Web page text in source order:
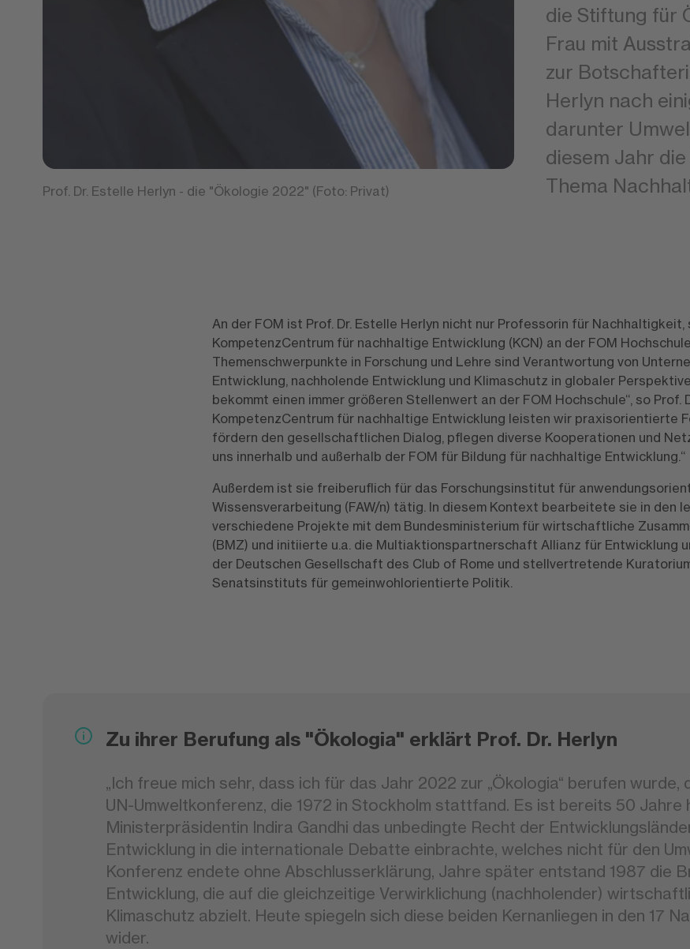
Prof. Dr. Estelle Herlyn - die "Ökologie 2022" (Foto: Privat)
die Stiftung für
Frau mit
zur
Herlyn nach
darunter
diesem Jahr
Thema
An der FOM ist Prof. Dr. Estelle Herlyn nicht nur Professorin für
KompetenzCentrum für nachhaltige Entwicklung (KCN) an der FOM
Themenschwerpunkte in Forschung und Lehre sind Verantwortung von
Entwicklung, nachholende Entwicklung und Klimaschutz in globaler
bekommt einen immer größeren Stellenwert an der FOM Hochschule“, so Prof.
KompetenzCentrum für nachhaltige Entwicklung leisten wir praxisorientierte
fördern den gesellschaftlichen Dialog, pflegen diverse Kooperationen und
uns innerhalb und außerhalb der FOM für Bildung für nachhaltige Entwicklung.“
Außerdem ist sie freiberuflich für das Forschungsinstitut für
Wissensverarbeitung (FAW/n) tätig. In diesem Kontext bearbeitete sie in den
verschiedene Projekte mit dem Bundesministerium für wirtschaftliche
(BMZ) und initiierte u.a. die Multiaktionspartnerschaft Allianz für Entwicklung
der Deutschen Gesellschaft des Club of Rome und stellvertretende
Senatsinstituts für gemeinwohlorientierte Politik.
Zu ihrer Berufung als "Ökologia" erklärt Prof. Dr. Herlyn
„Ich freue mich sehr, dass ich für das Jahr 2022 zur „Ökologia“ berufen
UN-Umweltkonferenz, die 1972 in Stockholm stattfand. Es ist bereits 50 Jahre
Ministerpräsidentin Indira Gandhi das unbedingte Recht der
Entwicklung in die internationale Debatte einbrachte, welches nicht für den
Konferenz endete ohne Abschlusserklärung, Jahre später entstand 1987 die
Entwicklung, die auf die gleichzeitige Verwirklichung (nachholender)
Klimaschutz abzielt. Heute spiegeln sich diese beiden Kernanliegen in den 17
wider.